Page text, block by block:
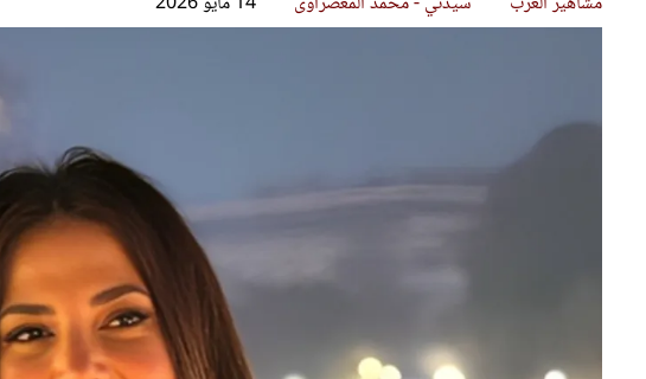
قصص ملهمة
شباب وبنات
ستايل